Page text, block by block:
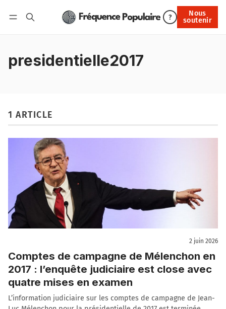
?
Nous
soutenir
Nous soutenir
presidentielle2017
1 ARTICLE
2 juin 2026
Comptes de campagne de Mélenchon en
2017 : l’enquête judiciaire est close avec
quatre mises en examen
L’information judiciaire sur les comptes de campagne de Jean-